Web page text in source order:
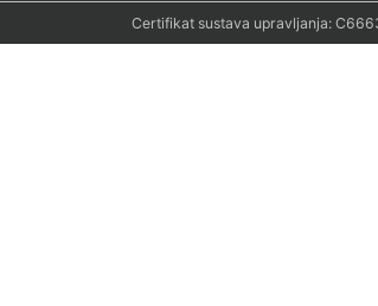
Certifikat sustava upravljanja: